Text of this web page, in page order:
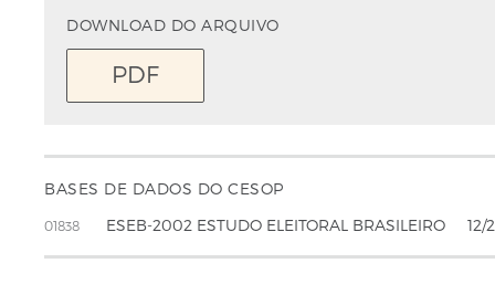
DOWNLOAD DO ARQUIVO
PDF
BASES DE DADOS DO CESOP
01838 ESEB-2002 ESTUDO ELEITORAL BRASILEIRO 12/